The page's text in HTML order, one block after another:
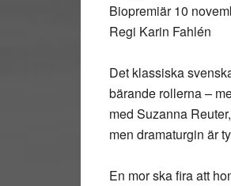
Biopremiär 10
Regi Karin Fahlén
Det klassiska
bärande rollerna –
med Suzanna
men dramaturgin är
En mor ska fira att